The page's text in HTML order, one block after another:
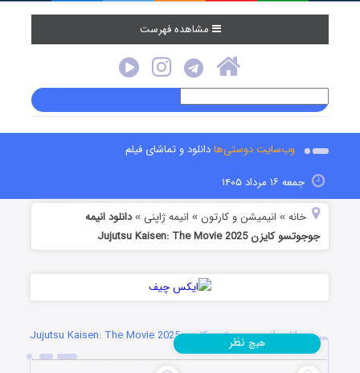
مشاهده فهرست
وب‌سایت دوستی‌هادانلود و تماشای فیلم
جمعه ۱۶ مرداد ۱۴۰۵
خانه » انیمیشن و کارتون » انیمه ژاپنی »دانلود انیمه
جوجوتسو کایزن Jujutsu Kaisen: The Movie 2025
دانلود انیمه جوجوتسو کایزن Jujutsu Kaisen: The Movie 2025
هیچ نظر